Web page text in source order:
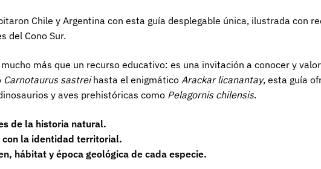
Chile y Argentina con esta guía desplegable única, ilustrada con
del Cono Sur.
más que un recurso educativo: es una invitación a conocer y
Carnotaurus sastreihasta el enigmáticoArackar licanantay, esta guía
y aves prehistóricas como Pelagornis chilensis.
de la historia natural.
con la identidad territorial.
hábitat y época geológica de cada especie.